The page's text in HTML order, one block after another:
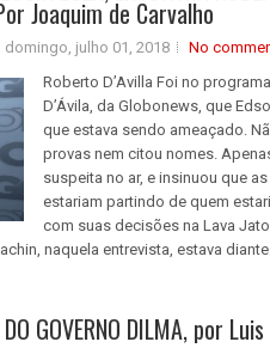
Joaquim de Carvalho
domingo, julho 01, 2018
No
Roberto D’Avilla Foi no
D’Ávila, da Globonews, que
que estava sendo ameaçado.
provas nem citou nomes.
suspeita no ar, e insinuou que
estariam partindo de quem
com suas decisões na Lava
naquela entrevista, estava diante...
GOVERNO DILMA, por